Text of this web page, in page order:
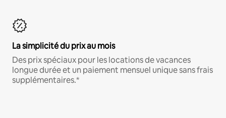
La simplicité du prix au mois
Des prix spéciaux pour les locations de vacances
longue durée et un paiement mensuel unique sans frais
supplémentaires.*